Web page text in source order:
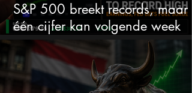
S&P 500 breekt records, maar
één cijfer kan volgende week
alles veranderen